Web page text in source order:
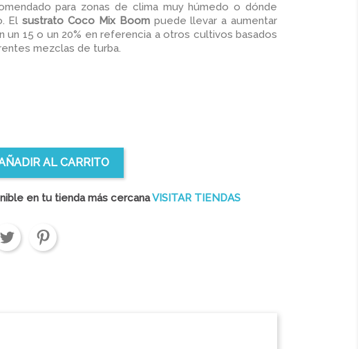
para zonas de clima muy húmedo o dónde
Elsustrato Coco Mix Boompuede llevar a aumentar
un 15 o un 20% en referencia a otros cultivos basados
mezclas de turba.
AL CARRITO
en tu tienda más cercanaVISITAR TIENDAS